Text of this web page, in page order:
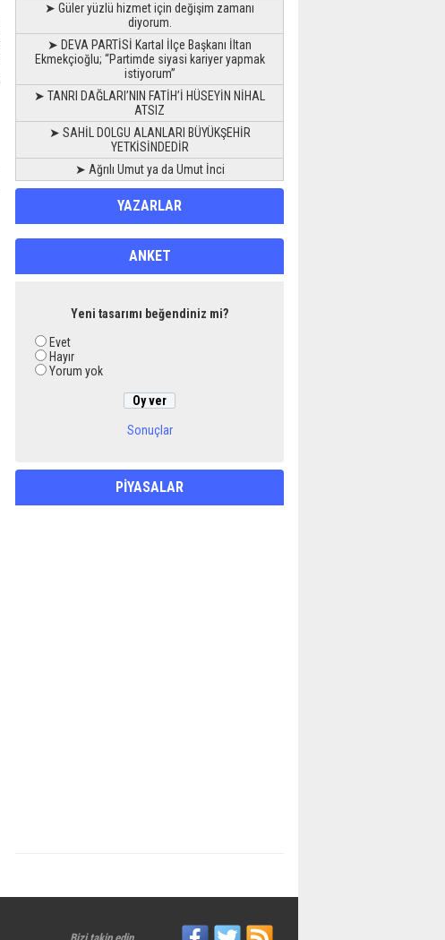
➤ Güler yüzlü hizmet için değişim zamanı
diyorum.
➤ DEVA PARTİSİ Kartal İlçe Başkanı İltan
Ekmekçioğlu; “Partimde siyasi kariyer yapmak
istiyorum”
➤ TANRI DAĞLARI’NIN FATİH’İ HÜSEYİN NİHAL
ATSIZ
➤ SAHİL DOLGU ALANLARI BÜYÜKŞEHİR
YETKİSİNDEDİR
➤ Ağrılı Umut ya da Umut İnci
YAZARLAR
ANKET
Yeni tasarımı beğendiniz mi?
Evet
Hayır
Yorum yok
Sonuçlar
PİYASALAR